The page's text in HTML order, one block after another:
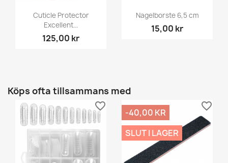
Cuticle Protector
Excellent...
125,00 kr
Nagelborste 6,5 cm
15,00 kr
Köps ofta tillsammans med
favorite_border
-40,00 KR
SLUT I LAGER
favorite_border